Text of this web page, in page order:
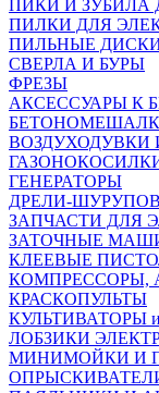
ПИКИ И ЗУБИЛА
ПИЛКИ ДЛЯ
ПИЛЬНЫЕ
СВЕРЛА И БУРЫ
ФРЕЗЫ
АКСЕССУАРЫ К
ВОЗДУХОДУВКИ
ГЕНЕРАТОРЫ
ДРЕЛИ-
ЗАПЧАСТИ ДЛЯ
ЗАТОЧНЫЕ
КЛЕЕВЫЕ
КОМПРЕССОРЫ,
КРАСКОПУЛЬТЫ
КУЛЬТИВАТОРЫ
ЛОБЗИКИ
МИНИМОЙКИ И